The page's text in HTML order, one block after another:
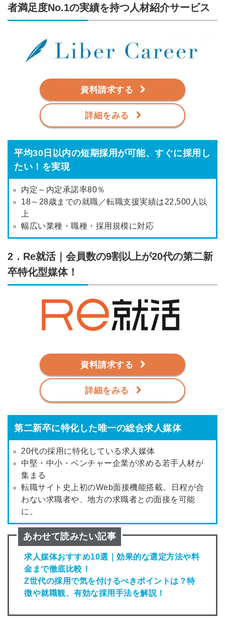
者満足度No.1の実績を持つ人材紹介サービス
資料請求する
詳細をみる
平均30日以内の短期採用が可能、すぐに採用し
たい！を実現
内定～内定承諾率80％
18～28歳までの就職／転職支援実績は22,500人以
上
幅広い業種・職種・採用規模に対応
2．Re就活｜会員数の9割以上が20代の第二新
卒特化型媒体！
資料請求する
詳細をみる
第二新卒に特化した唯一の総合求人媒体
20代の採用に特化している求人媒体
中堅・中小・ベンチャー企業が求める若手人材が
集まる
転職サイト史上初のWeb面接機能搭載。日程が合
わない求職者や、地方の求職者との面接を可能
に。
あわせて読みたい記事
求人媒体おすすめ10選｜効果的な選定方法や料
金まで徹底比較！
Z世代の採用で気を付けるべきポイントは？特
徴や就職観、有効な採用手法を解説！